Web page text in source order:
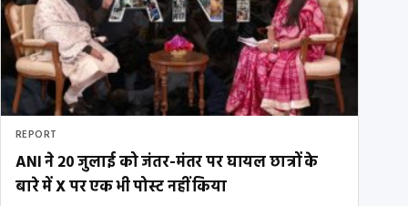
REPORT
ANI ने 20 जुलाई को जंतर-मंतर पर घायल छात्रों के
बारे में X पर एक भी पोस्ट नहीं किया